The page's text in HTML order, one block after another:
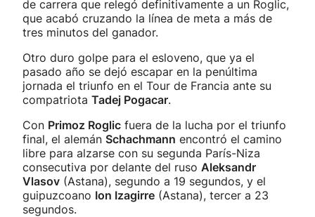
de carrera que relegó definitivamente a un Roglic,
que acabó cruzando la línea de meta a más de
tres minutos del ganador.
Otro duro golpe para el esloveno, que ya el
pasado año se dejó escapar en la penúltima
jornada el triunfo en el Tour de Francia ante su
compatriota Tadej Pogacar.
Con Primoz Roglic fuera de la lucha por el triunfo
final, el alemán Schachmann encontró el camino
libre para alzarse con su segunda París-Niza
consecutiva por delante del ruso Aleksandr
Vlasov (Astana), segundo a 19 segundos, y el
guipuzcoano Ion Izagirre (Astana), tercer a 23
segundos.